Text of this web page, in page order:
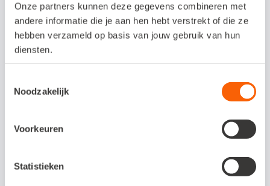
Onze partners kunnen deze gegevens combineren met
andere informatie die je aan hen hebt verstrekt of die ze
hebben verzameld op basis van jouw gebruik van hun
diensten.
Noodzakelijk
Voorkeuren
Statistieken
(informatie)beveiligingsmaatregelen. Zo zijn
we ook ISO 27001 gecertificeerd.
Multifactorauthenticatie
Je kunt zelf ook bijdragen aan een goede
het gebruik van multifactorauthenticatie
onbevoegden toegang krijgen tot je